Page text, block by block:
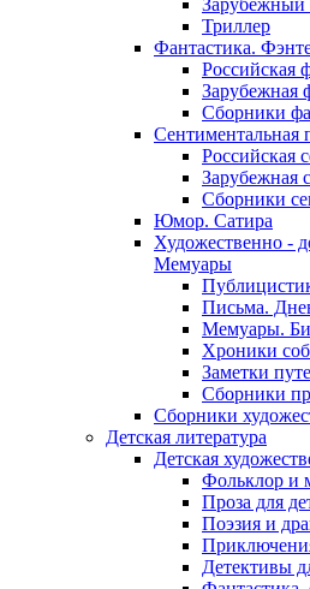
Зарубежный
Триллер
Фантастика.
Российская
Зарубежная
Сборники
Сентиментальная
Российская
Зарубежная
Сборники
Юмор. Сатира
Художественно -
Мемуары
Письма.
Мемуары.
Хроники
Заметки
Сборники
Сборники
Детская литература
Детская
Фольклор и
Проза для
Поэзия и
Детективы